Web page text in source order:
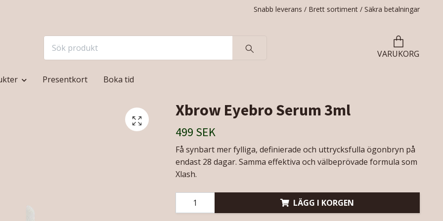
Snabb leverans / Brett sortiment / Säkra betalningar
VARUKORG
Presentkort Boka tid
Xbrow Eyebro Serum 3ml
499 SEK
Få synbart mer fylliga, definierade och uttrycksfulla ögonbryn på
endast 28 dagar. Samma effektiva och välbeprövade formula som
Xlash.
LÄGG I KORGEN